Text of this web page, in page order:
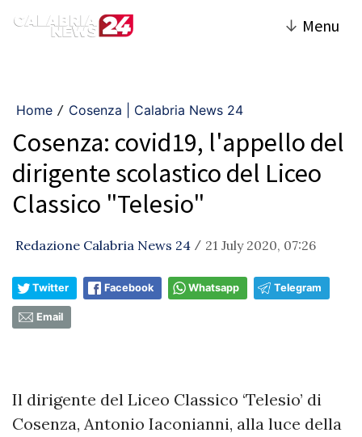
↓ Menu
Home / Cosenza | Calabria News 24
Cosenza: covid19, l'appello del
dirigente scolastico del Liceo
Classico "Telesio"
Redazione Calabria News 24 / 21 July 2020, 07:26
Twitter Facebook Whatsapp Telegram
Email
Il dirigente del Liceo Classico ‘Telesio’ di
Cosenza, Antonio Iaconianni, alla luce della